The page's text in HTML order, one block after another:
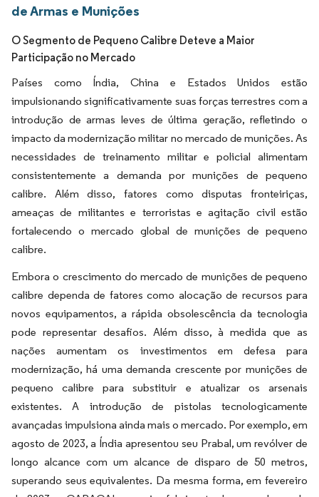
de Armas e Munições
O Segmento de Pequeno Calibre Deteve a Maior
Participação no Mercado
Países como Índia, China e Estados Unidos estão
impulsionando significativamente suas forças terrestres com a
introdução de armas leves de última geração, refletindo o
impacto da modernização militar no mercado de munições. As
necessidades de treinamento militar e policial alimentam
consistentemente a demanda por munições de pequeno
calibre. Além disso, fatores como disputas fronteiriças,
ameaças de militantes e terroristas e agitação civil estão
fortalecendo o mercado global de munições de pequeno
calibre.
Embora o crescimento do mercado de munições de pequeno
calibre dependa de fatores como alocação de recursos para
novos equipamentos, a rápida obsolescência da tecnologia
pode representar desafios. Além disso, à medida que as
nações aumentam os investimentos em defesa para
modernização, há uma demanda crescente por munições de
pequeno calibre para substituir e atualizar os arsenais
existentes. A introdução de pistolas tecnologicamente
avançadas impulsiona ainda mais o mercado. Por exemplo, em
agosto de 2023, a Índia apresentou seu Prabal, um revólver de
longo alcance com um alcance de disparo de 50 metros,
superando seus equivalentes. Da mesma forma, em fevereiro